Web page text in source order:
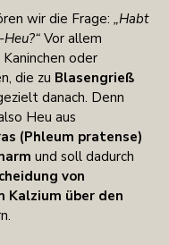
wir die Frage: „Habt
Vor allem
oder
die zu Blasengrieß
danach. Denn
Heu aus
(Phleum pratense)
und soll dadurch
von
Kalzium über den